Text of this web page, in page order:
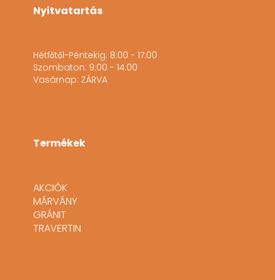
Nyitvatartás
Hétfőtől-Péntekig: 8:00 - 17:00
Szombaton: 9:00 - 14:00
Vasárnap: ZÁRVA
Termékek
AKCIÓK
MÁRVÁNY
GRÁNIT
TRAVERTIN